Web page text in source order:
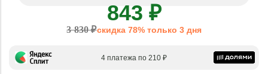
843 ₽
3 830 ₽скидка 78% только 3 дня
4 платежа по 210 ₽